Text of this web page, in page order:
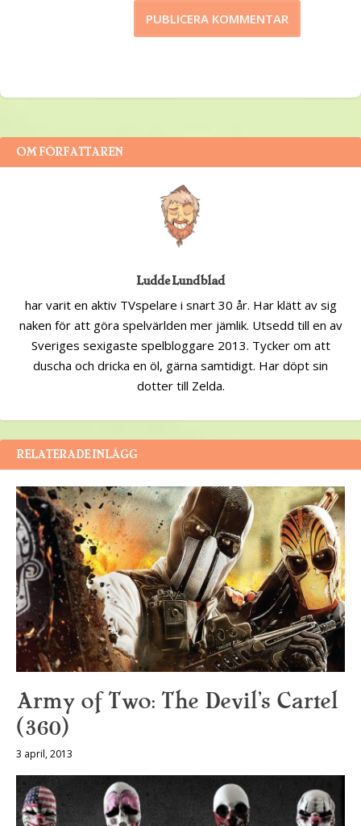
OM FÖRFATTAREN
Ludde Lundblad
har varit en aktiv TVspelare i snart 30 år. Har klätt av sig
naken för att göra spelvärlden mer jämlik. Utsedd till en av
Sveriges sexigaste spelbloggare 2013. Tycker om att
duscha och dricka en öl, gärna samtidigt. Har döpt sin
dotter till Zelda.
RELATERADE INLÄGG
Army of Two: The Devil’s Cartel
(360)
3 april, 2013